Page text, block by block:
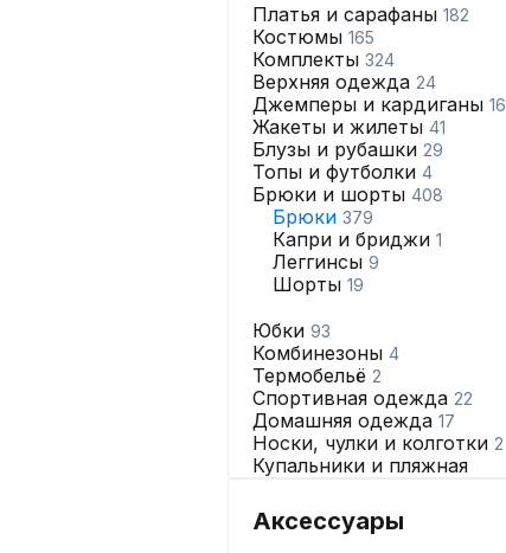
Платья и сарафаны 182
Костюмы 165
Комплекты 324
Верхняя одежда 24
Джемперы и кардиганы 16
Жакеты и жилеты 41
Блузы и рубашки 29
Топы и футболки 4
Брюки и шорты 408
Брюки 379
Капри и бриджи 1
Леггинсы 9
Шорты 19
Юбки 93
Комбинезоны 4
Термобельё 2
Спортивная одежда 22
Домашняя одежда 17
Носки, чулки и колготки 2
Купальники и пляжная
Нижнее бельё
Аксессуары